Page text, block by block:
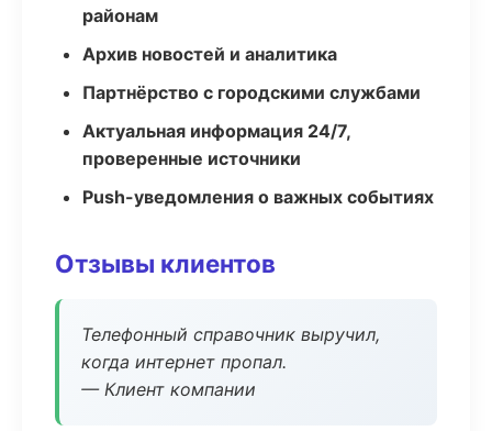
районам
Архив новостей и аналитика
Партнёрство с городскими службами
Актуальная информация 24/7,
проверенные источники
Push-уведомления о важных событиях
Отзывы клиентов
Телефонный справочник выручил,
когда интернет пропал.
— Клиент компании